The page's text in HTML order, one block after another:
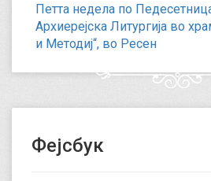
Петта недела по
Архиерејска Литургија во
и Методиј“, во Ресен
Фејсбук